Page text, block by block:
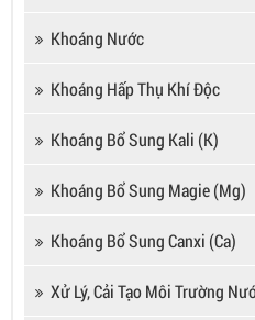
Khoáng Nước
Khoáng Hấp Thụ Khí Độc
Khoáng Bổ Sung Kali (K)
Khoáng Bổ Sung Magie (Mg)
Khoáng Bổ Sung Canxi (Ca)
Xử Lý, Cải Tạo Môi Trường